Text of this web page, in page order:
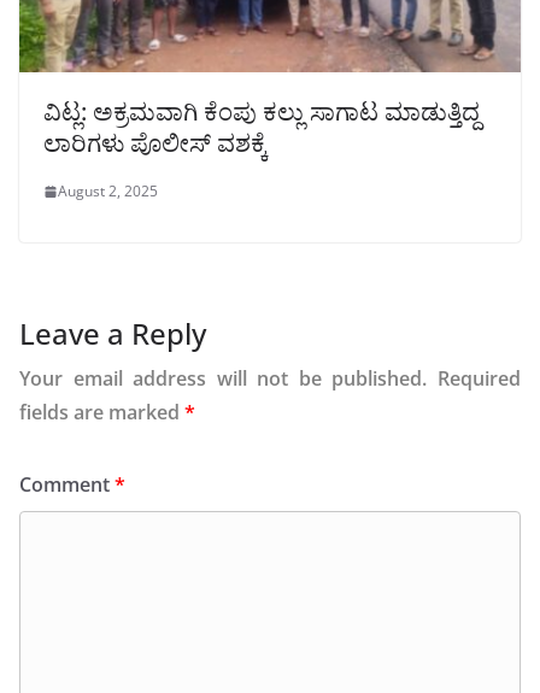
ವಿಟ್ಲ: ಅಕ್ರಮವಾಗಿ ಕೆಂಪು ಕಲ್ಲು ಸಾಗಾಟ ಮಾಡುತ್ತಿದ್ದ
ಲಾರಿಗಳು ಪೊಲೀಸ್ ವಶಕ್ಕೆ
August 2, 2025
Leave a Reply
Your email address will not be published. Required
fields are marked *
Comment*